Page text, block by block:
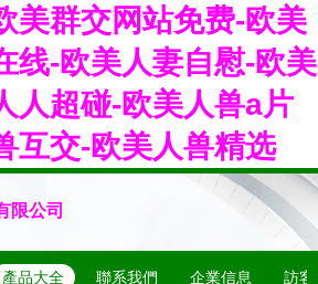
美群交网站免费-欧美
线-欧美人妻自慰-欧美
人超碰-欧美人兽a片
互交-欧美人兽精选
限公司
產品大全 聯系我們 企業信息 訪客